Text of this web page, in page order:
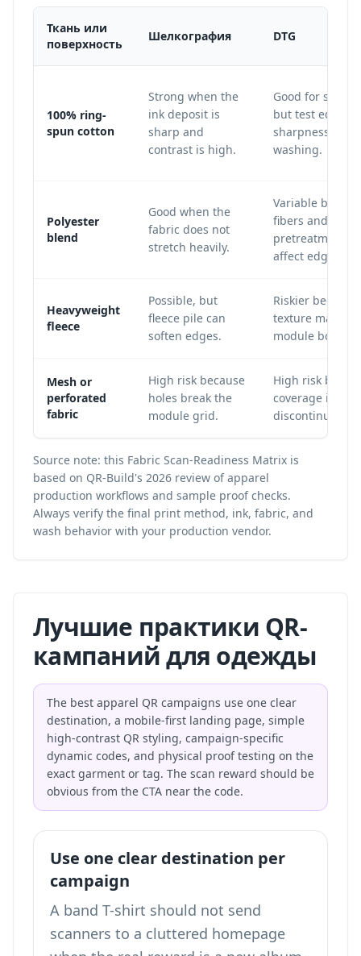
Ткань или
поверхность
Шелкография DTG
100% ring-
spun cotton
Strong when the
ink deposit is
sharp and
contrast is high.
Good for small
but test edge
sharpness after
washing.
Polyester
blend
Good when the
fabric does not
stretch heavily.
Variable
fibers and
pretreatment
affect edge
Heavyweight
fleece
Possible, but
fleece pile can
soften edges.
Riskier because
texture may
module
Mesh or
perforated
fabric
High risk because
holes break the
module grid.
High risk
coverage is
discontinuous.
Source note: this Fabric Scan-Readiness Matrix is
based on QR-Build's 2026 review of apparel
production workflows and sample proof checks.
Always verify the final print method, ink, fabric, and
wash behavior with your production vendor.
Лучшие практики QR-
кампаний для одежды
The best apparel QR campaigns use one clear
destination, a mobile-first landing page, simple
high-contrast QR styling, campaign-specific
dynamic codes, and physical proof testing on the
exact garment or tag. The scan reward should be
obvious from the CTA near the code.
Use one clear destination per
campaign
A band T-shirt should not send
scanners to a cluttered homepage